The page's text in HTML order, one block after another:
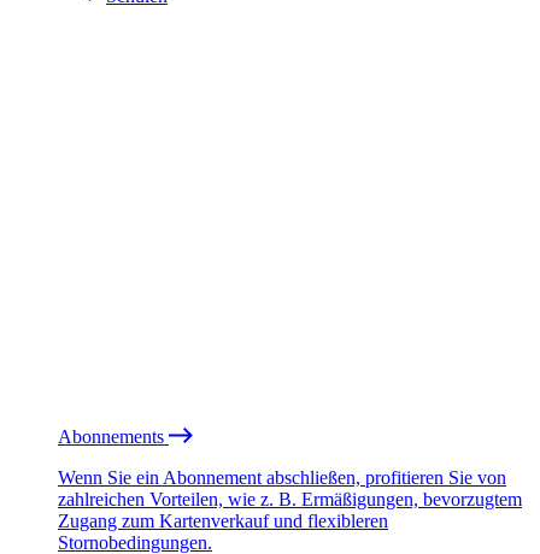
Abonnements
Wenn Sie ein Abonnement abschließen, profitieren Sie von
zahlreichen Vorteilen, wie z. B. Ermäßigungen, bevorzugtem
Zugang zum Kartenverkauf und flexibleren
Stornobedingungen.